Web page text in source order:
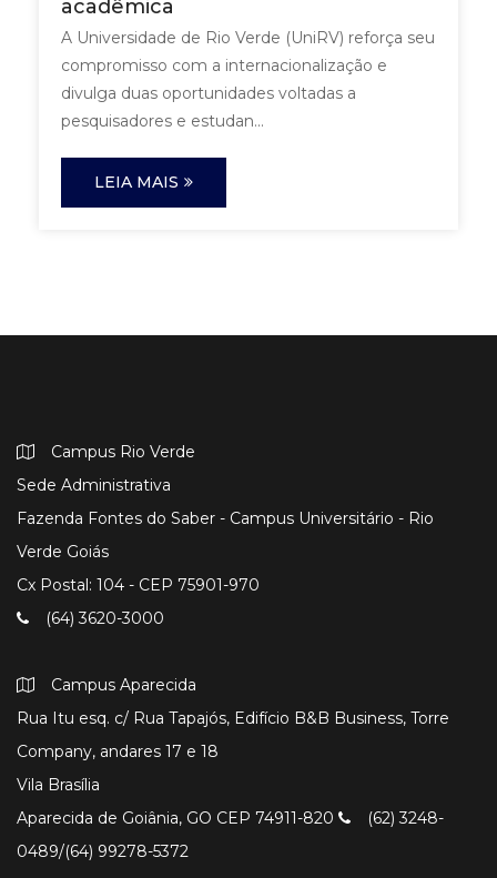
acadêmica
A Universidade de Rio Verde (UniRV) reforça seu
compromisso com a internacionalização e
divulga duas oportunidades voltadas a
pesquisadores e estudan...
LEIA MAIS
Campus Rio Verde
Sede Administrativa
Fazenda Fontes do Saber - Campus Universitário - Rio
Verde Goiás
Cx Postal: 104 - CEP 75901-970
(64) 3620-3000
Campus Aparecida
Rua Itu esq. c/ Rua Tapajós, Edifício B&B Business, Torre
Company, andares 17 e 18
Vila Brasília
Aparecida de Goiânia, GO CEP 74911-820
(62) 3248-
0489/(64) 99278-5372